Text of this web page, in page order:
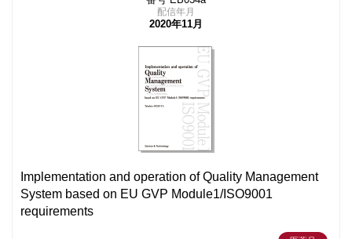
配信年月
2020年11月
Implementation and operation of Quality Management
System based on EU GVP Module1/ISO9001
requirements